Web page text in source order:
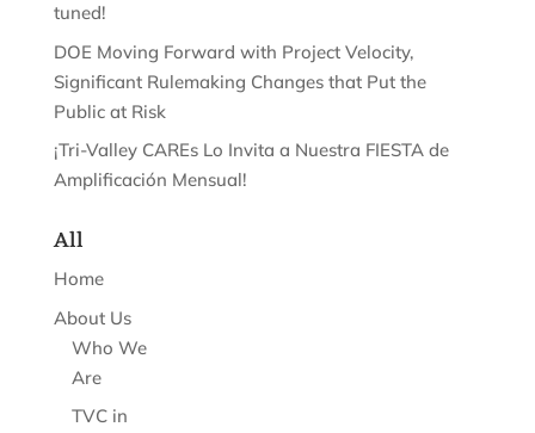
tuned!
DOE Moving Forward with Project Velocity,
Significant Rulemaking Changes that Put the
Public at Risk
¡Tri-Valley CAREs Lo Invita a Nuestra FIESTA de
Amplificación Mensual!
All
Home
About Us
Who We
Are
TVC in